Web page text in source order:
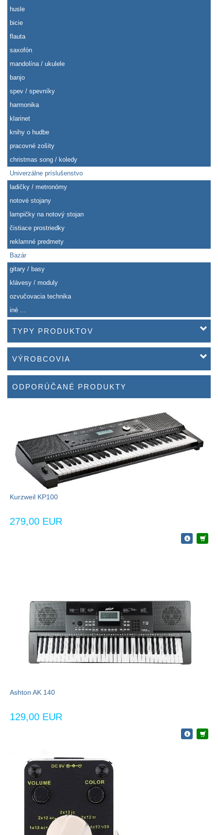
husle
bicie
flauta
saxofón
mandolína / ukulele
banjo
spev / spevníky
harmonika
klarinet
knihy o hudbe
pracovné zošity
christmas song / koledy
Univerzálne príslušenstvo
ladičky / metronómy
notové stojany
lampičky na notový stojan
čistiace prostriedky
reklamné predmety
Bazár
gitary / basy
klávesy / moduly
ozvučovacia technika
iné ...
TYPY PRODUKTOV
VÝROBCOVIA
ODPORÚČANÉ PRODUKTY
Kurzweil KP100
279,00 EUR
Ashton AK 140
129,00 EUR